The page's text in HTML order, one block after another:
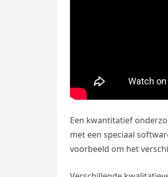
Een kwantitatief
met een speciaal
voorbeeld om het